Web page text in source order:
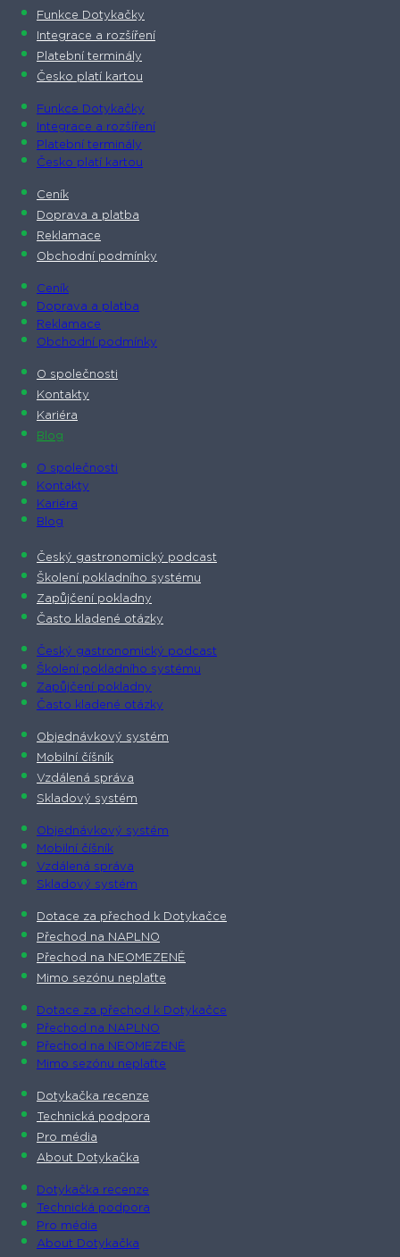
Funkce Dotykačky
Integrace a rozšíření
Platební terminály
Česko platí kartou
Funkce Dotykačky
Integrace a rozšíření
Platební terminály
Česko platí kartou
Ceník
Doprava a platba
Reklamace
Obchodní podmínky
Ceník
Doprava a platba
Reklamace
Obchodní podmínky
O společnosti​
Kontakty
Kariéra
Blog
O společnosti​
Kontakty
Kariéra
Blog
Český gastronomický podcast​
Školení pokladního systému
Zapůjčení pokladny
Často kladené otázky
Český gastronomický podcast​
Školení pokladního systému
Zapůjčení pokladny
Často kladené otázky
Objednávkový systém
Mobilní číšník
Vzdálená správa
Skladový systém
Objednávkový systém
Mobilní číšník
Vzdálená správa
Skladový systém
Dotace za přechod k Dotykačce
Přechod na NAPLNO
Přechod na NEOMEZENĚ
Mimo sezónu neplaťte
Dotace za přechod k Dotykačce
Přechod na NAPLNO
Přechod na NEOMEZENĚ
Mimo sezónu neplaťte
Dotykačka recenze
Technická podpora
Pro média
About Dotykačka
Dotykačka recenze
Technická podpora
Pro média
About Dotykačka